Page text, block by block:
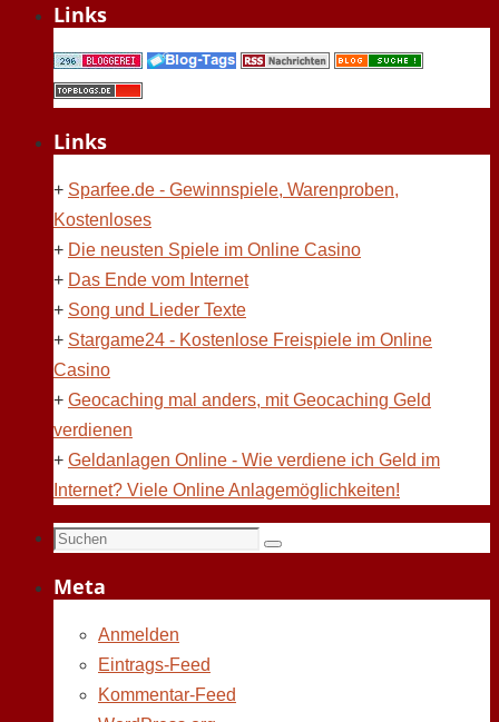
Links
Links
+ Sparfee.de - Gewinnspiele, Warenproben,
Kostenloses
+ Die neusten Spiele im Online Casino
+ Das Ende vom Internet
+ Song und Lieder Texte
+ Stargame24 - Kostenlose Freispiele im Online
Casino
+ Geocaching mal anders, mit Geocaching Geld
verdienen
+ Geldanlagen Online - Wie verdiene ich Geld im
Internet? Viele Online Anlagemöglichkeiten!
Suchen
Suchen
Meta
Anmelden
Eintrags-Feed
Kommentar-Feed